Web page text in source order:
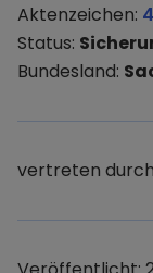
Aktenzeichen:
Status:
Bundesland:
vertreten